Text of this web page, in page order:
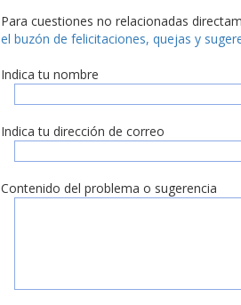
Para cuestiones no relacionadas
el buzón de felicitaciones, quejas y
Indica tu nombre
Indica tu dirección de correo
Contenido del problema o sugerencia